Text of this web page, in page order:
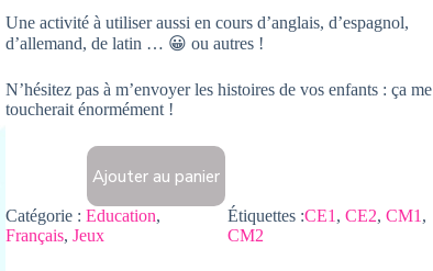
Une activité à utiliser aussi en cours d’anglais, d’espagnol,
d’allemand, de latin … 😀 ou autres !
N’hésitez pas à m’envoyer les histoires de vos enfants : ça me
toucherait énormément !
n
t
i
Ajouter au panier
Catégorie :Education
Français, Jeux
Étiquettes :CE1 , CE2, CM1
CM2